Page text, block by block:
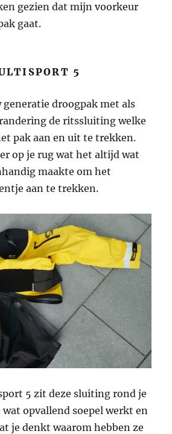
gezien dat mijn voorkeur
gaat.
5
generatie droogpak met als
de ritssluiting welke
pak aan en uit te trekken.
op je rug wat het altijd wat
maakte om het
aan te trekken.
5 zit deze sluiting rond je
opvallend soepel werkt en
je denkt waarom hebben ze